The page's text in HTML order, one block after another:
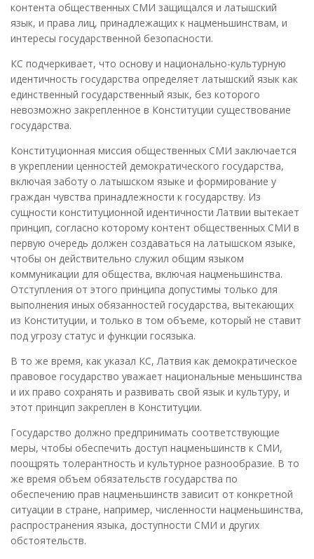
контента общественных СМИ защищался и латышский
язык, и права лиц, принадлежащих к нацменьшинствам, и
интересы государственной безопасности.
КС подчеркивает, что основу и национально-культурную
идентичность государства определяет латышский язык как
единственный государственный язык, без которого
невозможно закрепленное в Конституции существование
государства.
Конституционная миссия общественных СМИ заключается
в укреплении ценностей демократического государства,
включая заботу о латышском языке и формирование у
граждан чувства принадлежности к государству. Из
сущности конституционной идентичности Латвии вытекает
принцип, согласно которому контент общественных СМИ в
первую очередь должен создаваться на латышском языке,
чтобы он действительно служил общим языком
коммуникации для общества, включая нацменьшинства.
Отступления от этого принципа допустимы только для
выполнения иных обязанностей государства, вытекающих
из Конституции, и только в том объеме, который не ставит
под угрозу статус и функции госязыка.
В то же время, как указал КС, Латвия как демократическое
правовое государство уважает национальные меньшинства
и их право сохранять и развивать свой язык и культуру, и
этот принцип закреплен в Конституции.
Государство должно предпринимать соответствующие
меры, чтобы обеспечить доступ нацменьшинств к СМИ,
поощрять толерантность и культурное разнообразие. В то
же время объем обязательств государства по
обеспечению прав нацменьшинств зависит от конкретной
ситуации в стране, например, численности нацменьшинства,
распространения языка, доступности СМИ и других
обстоятельств.